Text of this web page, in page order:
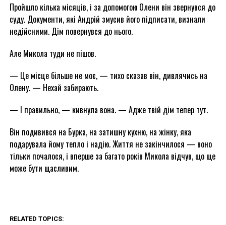
Пройшло кілька місяців, і за допомогою Олени він звернувся до
суду. Документи, які Андрій змусив його підписати, визнали
недійсними. Дім повернувся до нього.
Але Микола туди не пішов.
— Це місце більше не моє, — тихо сказав він, дивлячись на
Олену. — Нехай забирають.
— І правильно, — кивнула вона. — Адже твій дім тепер тут.
Він подивився на Бурка, на затишну кухню, на жінку, яка
подарувала йому тепло і надію. Життя не закінчилося — воно
тільки почалося, і вперше за багато років Микола відчув, що ще
може бути щасливим.
RELATED TOPICS: